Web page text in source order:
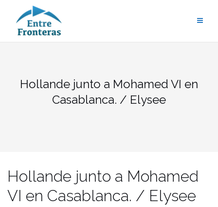
contenido
Hollande junto a Mohamed VI en
Casablanca. / Elysee
Hollande junto a Mohamed
VI en Casablanca. / Elysee